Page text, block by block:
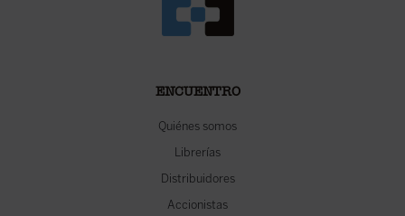
ENCUENTRO
Quiénes somos
Librerías
Distribuidores
Accionistas